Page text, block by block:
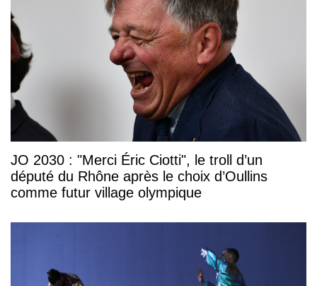
JO 2030 : "Merci Éric Ciotti", le troll d’un
député du Rhône après le choix d’Oullins
comme futur village olympique